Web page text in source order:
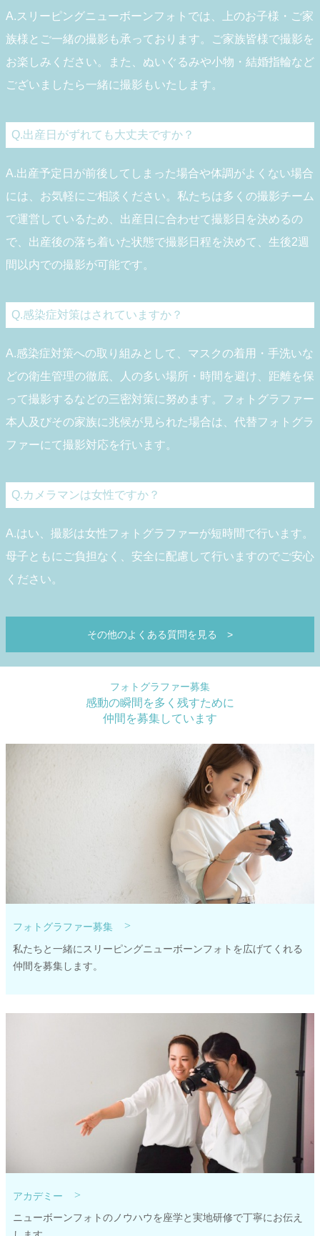
A.スリーピングニューボーンフォトでは、上のお子様・ご家
族様とご一緒の撮影も承っております。ご家族皆様で撮影を
お楽しみください。また、ぬいぐるみや小物・結婚指輪など
ございましたら一緒に撮影もいたします。
Q.出産日がずれても大丈夫ですか？
A.出産予定日が前後してしまった場合や体調がよくない場合
には、お気軽にご相談ください。私たちは多くの撮影チーム
で運営しているため、出産日に合わせて撮影日を決めるの
で、出産後の落ち着いた状態で撮影日程を決めて、生後2週
間以内での撮影が可能です。
Q.感染症対策はされていますか？
A.感染症対策への取り組みとして、マスクの着用・手洗いな
どの衛生管理の徹底、人の多い場所・時間を避け、距離を保
って撮影するなどの三密対策に努めます。フォトグラファー
本人及びその家族に兆候が見られた場合は、代替フォトグラ
ファーにて撮影対応を行います。
Q.カメラマンは女性ですか？
A.はい、撮影は女性フォトグラファーが短時間で行います。
母子ともにご負担なく、安全に配慮して行いますのでご安心
ください。
その他のよくある質問を見る >
フォトグラファー募集
感動の瞬間を多く残すために
仲間を募集しています
フォトグラファー募集 >
私たちと一緒にスリーピングニューボーンフォトを広げてくれる
仲間を募集します。
アカデミー >
ニューボーンフォトのノウハウを座学と実地研修で丁寧にお伝え